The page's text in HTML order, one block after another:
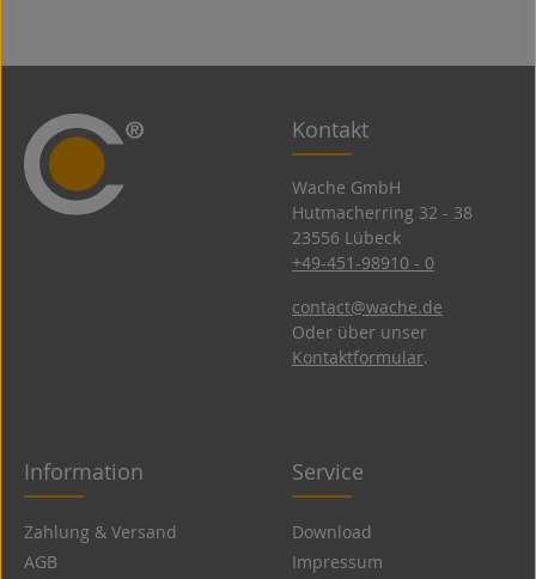
Kontakt
Wache GmbH
Hutmacherring 32 ­- 38
23556 Lübeck
+49-451-98910 - 0
contact@wache.de
Oder über unser
Kontaktformular.
Information
Zahlung & Versand
AGB
Service
Download
Impressum